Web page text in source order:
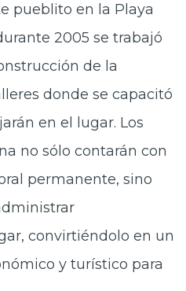
pueblito en la Playa
2005 se trabajó
de la
donde se capacitó
en el lugar. Los
no sólo contarán con
permanente, sino
convirtiéndolo en un
y turístico para